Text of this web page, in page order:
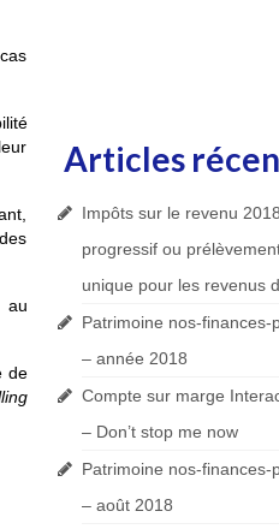
au
de
Articles
Impôts sur le revenu
progressif ou
unique pour les revenus
Patrimoine nos-finances-
– année 2018
Compte sur marge
– Don’t stop me now
Patrimoine nos-finances-
– août 2018